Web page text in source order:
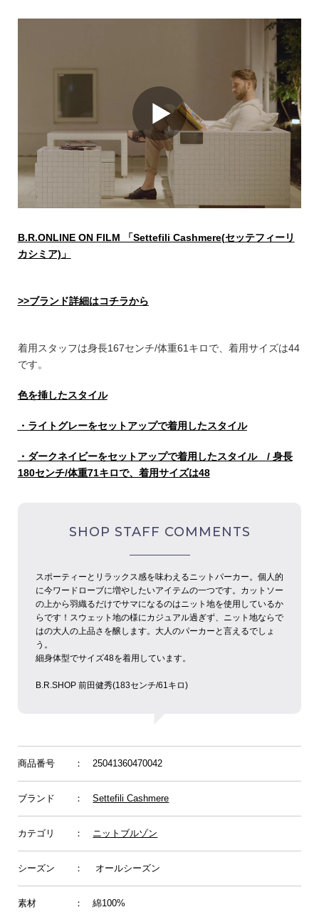
B.R.ONLINE ON FILM 「Settefili Cashmere(セッテフィーリ
カシミア)」
>>ブランド詳細はコチラから
着用スタッフは身長167センチ/体重61キロで、着用サイズは44
です。
色を挿したスタイル
・ライトグレーをセットアップで着用したスタイル
・ダークネイビーをセットアップで着用したスタイル / 身長
180センチ/体重71キロで、着用サイズは48
SHOP STAFF COMMENTS
スポーティーとリラックス感を味わえるニットパーカー。個人的
に今ワードローブに増やしたいアイテムの一つです。カットソー
の上から羽織るだけでサマになるのはニット地を使用しているか
らです！スウェット地の様にカジュアル過ぎず、ニット地ならで
はの大人の上品さを醸します。大人のパーカーと言えるでしょ
う。
細身体型でサイズ48を着用しています。
B.R.SHOP 前田健秀(183センチ/61キロ)
商品番号 ： 25041360470042
ブランド ：Settefili Cashmere
カテゴリ ： ニットブルゾン
シーズン ： オールシーズン
素材 ： 綿100%